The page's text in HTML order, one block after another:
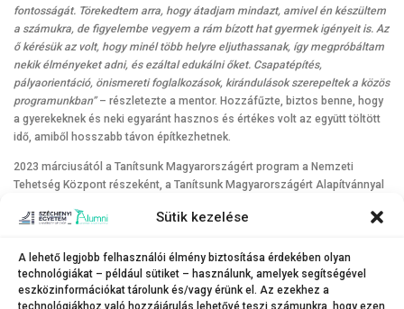
Sütik kezelése
A lehető legjobb felhasználói élmény biztosítása érdekében olyan
technológiákat – például sütiket – használunk, amelyek segítségével
eszközinformációkat tárolunk és/vagy érünk el. Az ezekhez a
technológiákhoz való hozzájárulás lehetővé teszi számunkra, hogy ezen
fontosságát. Törekedtem arra, hogy átadjam mindazt, amivel én készültem
a számukra, de figyelembe vegyem a rám bízott hat gyermek igényeit is. Az
ő kérésük az volt, hogy minél több helyre eljuthassanak, így megpróbáltam
nekik élményeket adni, és ezáltal edukálni őket. Csapatépítés,
pályaorientáció, önismereti foglalkozások, kirándulások szerepeltek a közös
programunkban”– részletezte a mentor. Hozzáfűzte, biztos benne, hogy
a gyerekeknek és neki egyaránt hasznos és értékes volt az együtt töltött
idő, amiből hosszabb távon építkezhetnek.
2023 márciusától a Tanítsunk Magyarországért program a Nemzeti
Tehetség Központ részeként, a Tanítsunk Magyarországért Alapítvánnyal
bővülését és szakmai munkáját az alapítók által létrehozott Tanítsunk
2022. december 1-jétől külön kormánybiztos koordinálja, az egyik alapító,
dr. György László személyében. A programról bővebben: tanitsunk.hu
A Széchenyi István Egyetem programmal kapcsolatos tájékoztatása